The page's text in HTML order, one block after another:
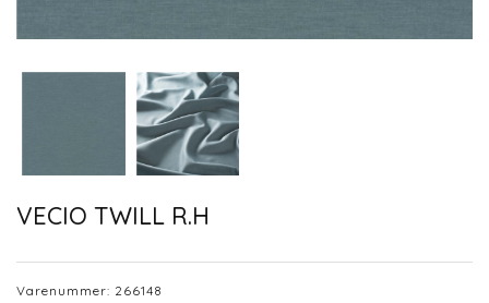
VECIO TWILL R.H
Varenummer: 266148